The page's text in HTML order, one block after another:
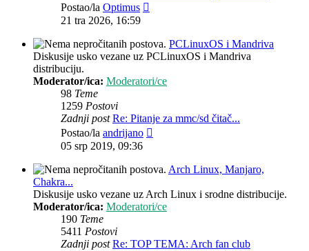
Postao/la Optimus
21 tra 2026, 16:59
PCLinuxOS i Mandriva
Diskusije usko vezane uz PCLinuxOS i Mandriva
distribuciju.
Moderator/ica: Moderatori/ce
98 Teme
1259 Postovi
Zadnji post Re: Pitanje za mmc/sd čitač...
Postao/la andrijano
05 srp 2019, 09:36
Arch Linux, Manjaro,
Chakra...
Diskusije usko vezane uz Arch Linux i srodne distribucije.
Moderator/ica: Moderatori/ce
190 Teme
5411 Postovi
Zadnji post Re: TOP TEMA: Arch fan club